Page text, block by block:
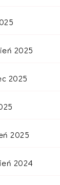
2025
2025
2025
2024